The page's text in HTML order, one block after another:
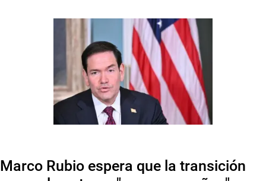
Marco Rubio espera que la transición